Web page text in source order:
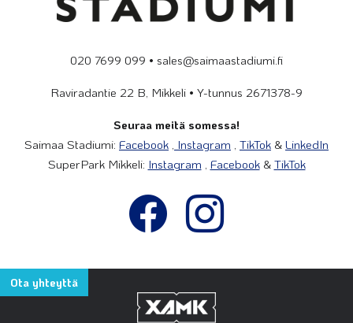
020 7699 099 • sales@saimaastadiumi.fi
Raviradantie 22 B, Mikkeli • Y-tunnus 2671378-9
Seuraa meitä somessa!
Saimaa Stadiumi: Facebook Instagram TikTok & LinkedIn
SuperPark Mikkeli: Instagram Facebook& TikTok
Ota yhteyttä